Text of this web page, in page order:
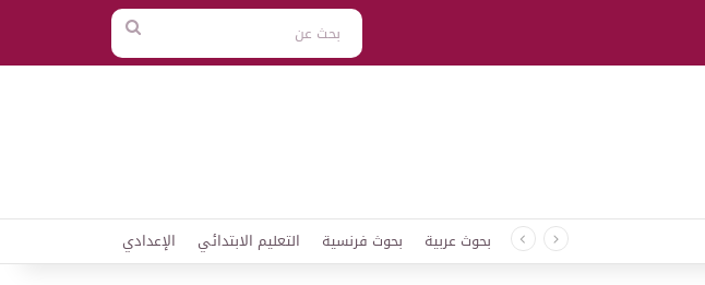
بحث
عن
بحوث عربية بحوث فرنسية التعليم الابتدائي الإعدادي